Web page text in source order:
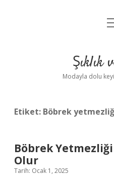
Yasal
Şıklık
Modayla dolu
Etiket: Böbrek
Böbrek
Olur
Tarih: Ocak 1, 2025